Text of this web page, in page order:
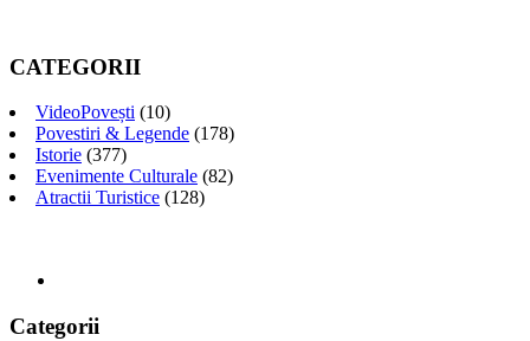
CATEGORII
VideoPovești (10)
Povestiri & Legende (178)
Istorie (377)
Evenimente Culturale (82)
Atractii Turistice (128)
Categorii